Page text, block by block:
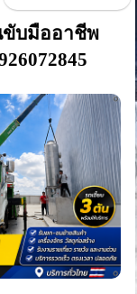
ขับมืออาชีพ